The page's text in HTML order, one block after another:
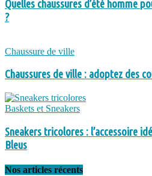
Quelles chaussures d’été homme
?
Chaussure de ville
Chaussures de ville : adoptez des
Baskets et Sneakers
Sneakers tricolores : l’accessoire
Bleus
Nos articles récents